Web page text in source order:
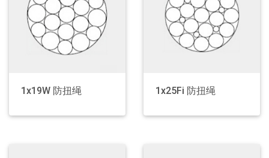
1x19W 防扭绳 1x25Fi 防扭绳